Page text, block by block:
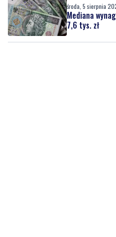
środa, 5 sierpnia
Mediana
7,6 tys. zł